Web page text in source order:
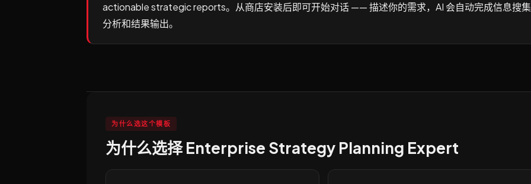
actionable strategic reports。从商店安装后即可开始对话 —— 描述你的需求，AI 会自动完成信息搜集
分析和结果输出。
为什么选这个模板
为什么选择 Enterprise Strategy Planning Expert